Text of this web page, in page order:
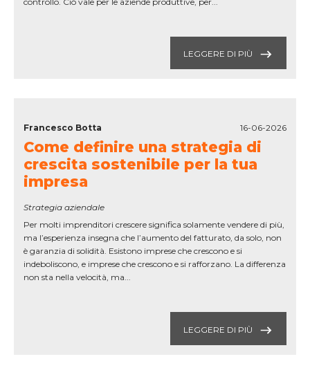
LEGGERE DI PIÙ
Francesco Botta 16-06-2026
Come definire una strategia di
crescita sostenibile per la tua
impresa
Strategia aziendale
Per molti imprenditori crescere significa solamente vendere di più,
ma l’esperienza insegna che l’aumento del fatturato, da solo, non
è garanzia di solidità. Esistono imprese che crescono e si
indeboliscono, e imprese che crescono e si rafforzano. La differenza
non sta nella velocità, ma...
LEGGERE DI PIÙ